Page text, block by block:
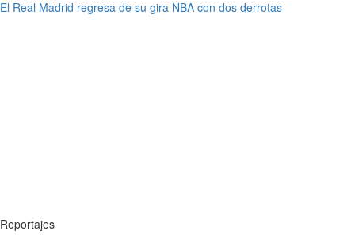
El Real Madrid regresa de su gira NBA con dos derrotas
Reportajes